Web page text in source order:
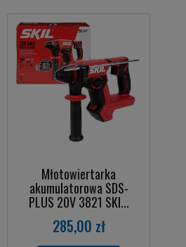
Młotowiertarka
akumulatorowa SDS-
PLUS 20V 3821 SKI...
285,00 zł